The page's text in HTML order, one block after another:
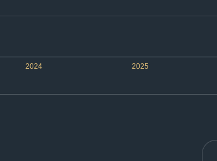
2024 2025